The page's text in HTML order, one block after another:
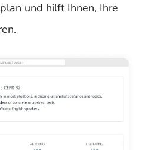
und hilft Ihnen, Ihre